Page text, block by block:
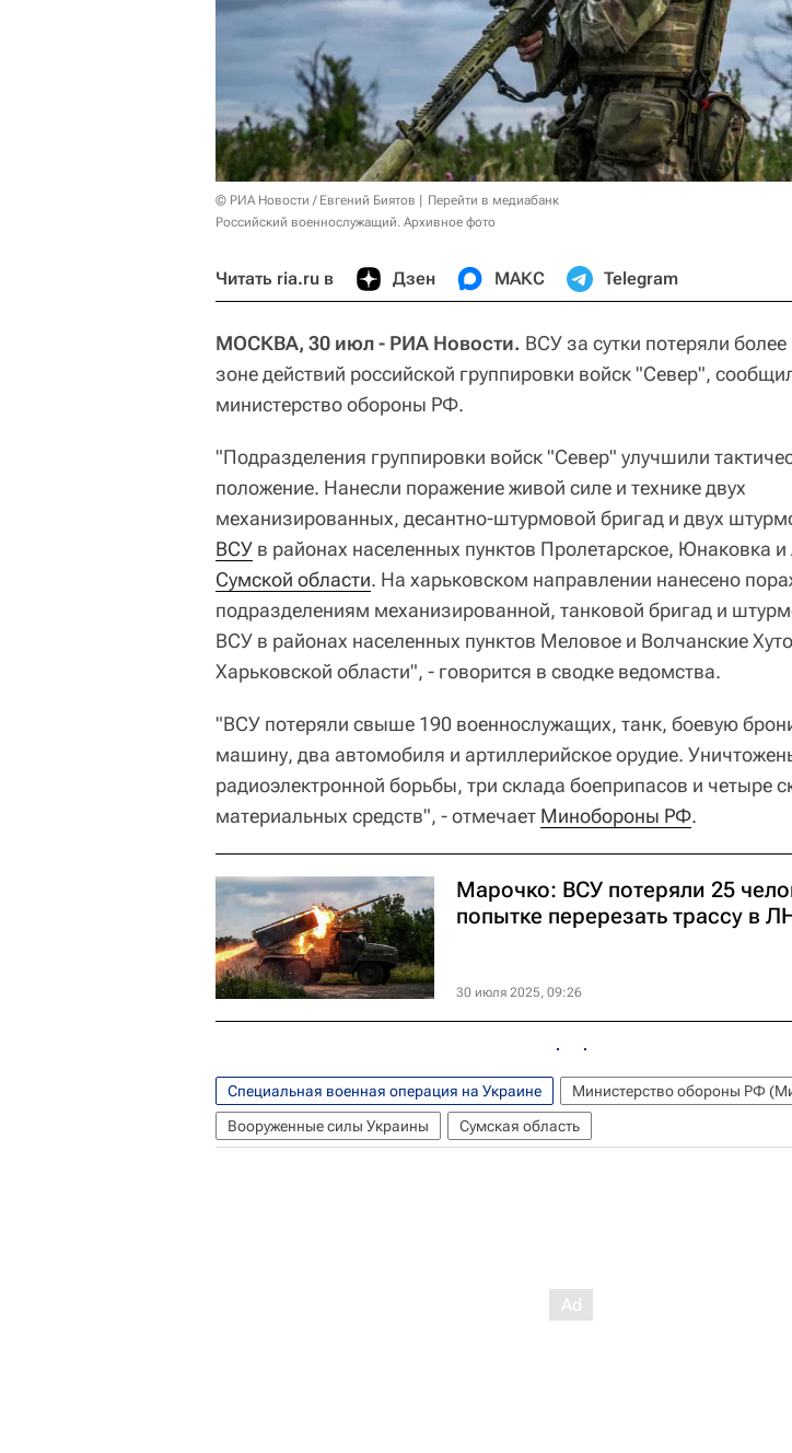
© РИА Новости / Евгений Биятов
Перейти в медиабанк
Российский военнослужащий. Архивное фото
Читать ria.ru в Дзен МАКС Telegram
МОСКВА, 30 июл - РИА Новости. ВСУ за сутки потеряли
зоне действий российской группировки войск "Север",
министерство обороны РФ.
"Подразделения группировки войск "Север" улучшили
положение. Нанесли поражение живой силе и технике двух
механизированных, десантно-штурмовой бригад и двух
ВСУ в районах населенных пунктов Пролетарское, Юнаковка и
Сумской области. На харьковском направлении нанесено
подразделениям механизированной, танковой бригад и
ВСУ в районах населенных пунктов Меловое и Волчанские
Харьковской области", - говорится в сводке ведомства.
"ВСУ потеряли свыше 190 военнослужащих, танк, боевую
машину, два автомобиля и артиллерийское орудие.
радиоэлектронной борьбы, три склада боеприпасов и четыре
материальных средств", - отмечает Минобороны РФ.
Марочко: ВСУ потеряли 25
попытке перерезать трассу в
30 июля 2025, 09:26
Специальная военная операция на Украине
Министерство обороны РФ
Вооруженные силы Украины
Сумская область